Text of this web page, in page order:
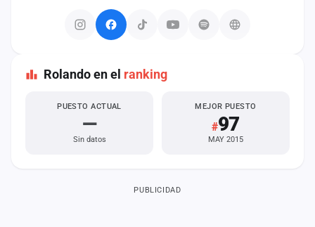
Rolando en el ranking
PUESTO ACTUAL
—
Sin datos
MEJOR PUESTO
#97
MAY 2015
PUBLICIDAD